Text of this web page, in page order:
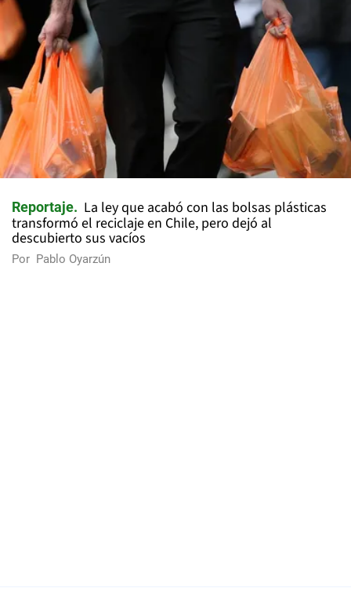
Reportaje
La ley que acabó con las bolsas plásticas
transformó el reciclaje en Chile, pero dejó al
descubierto sus vacíos
Por Pablo Oyarzún